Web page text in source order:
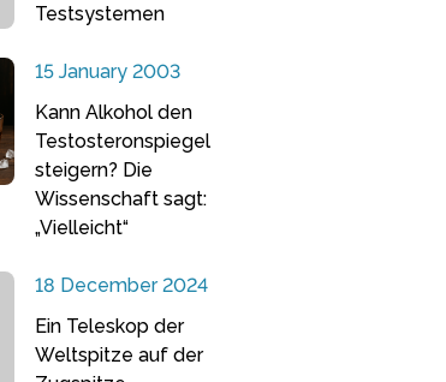
Testsystemen
15 January 2003
Kann Alkohol den
Testosteronspiegel
steigern? Die
Wissenschaft sagt:
„Vielleicht“
18 December 2024
Ein Teleskop der
Weltspitze auf der